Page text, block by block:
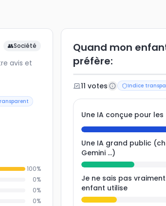
👥Société
avis et
100%
0%
0%
0%
Quand mon
préfère:
11 votes Indice
Une IA conçue pour
Une IA grand public
Gemini ...)
Je ne sais pas
enfant utilise